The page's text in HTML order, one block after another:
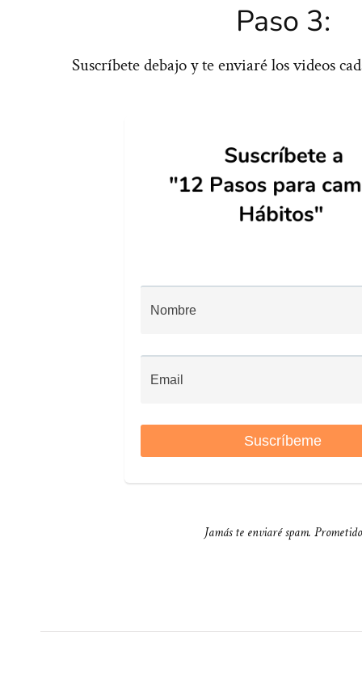
Paso 3:
Suscríbete debajo y te enviaré los videos
Jamás te enviaré spam. Prometido